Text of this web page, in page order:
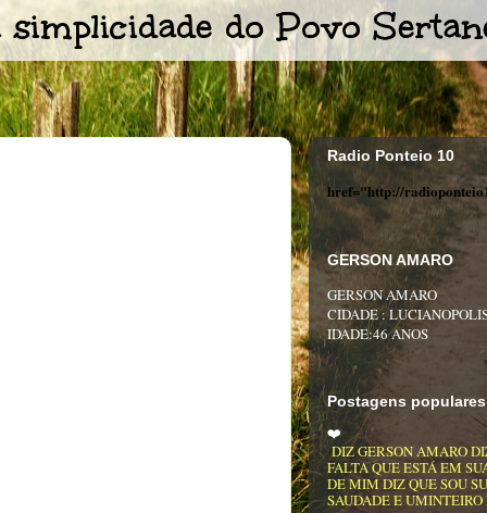
do Povo
Radio Ponteio 10
href="http://
GERSON AMARO
GERSON AMARO
CIDADE :
IDADE:46 ANOS
Postagens populares
❤️
DIZ GERSON AMARO
FALTA QUE ESTÁ EM
DE MIM DIZ QUE SOU
SAUDADE E UMINTEIRO